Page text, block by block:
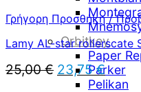
Orbitkey
Paper
Parker
Pelikan
Γρήγορη Προσθήκη /
Lamy AL-star rollerscate
25,00€ Original
price
23,75€Η